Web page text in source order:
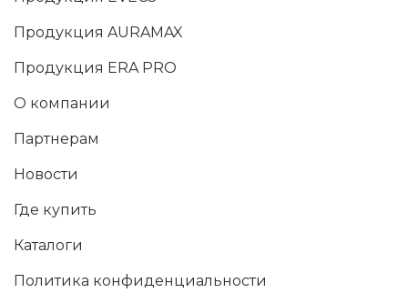
Продукция AURAMAX
Продукция ERA PRO
О компании
Партнерам
Новости
Где купить
Каталоги
Политика конфиденциальности